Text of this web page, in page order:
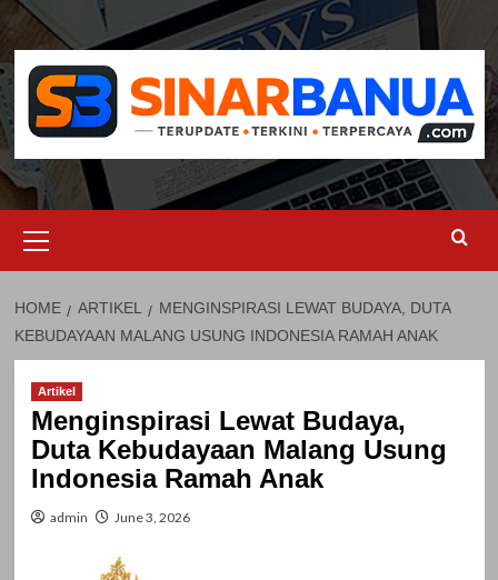
Skip
content
Menu
HOME ARTIKEL
MENGINSPIRASI LEWAT BUDAYA, DUTA
KEBUDAYAAN MALANG USUNG INDONESIA RAMAH ANAK
Artikel
Menginspirasi Lewat Budaya,
Duta Kebudayaan Malang Usung
Indonesia Ramah Anak
admin June 3, 2026